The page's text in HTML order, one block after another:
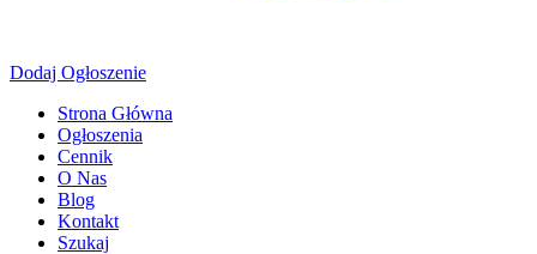
Dodaj Ogłoszenie
Strona Główna
Ogłoszenia
Cennik
O Nas
Blog
Kontakt
Szukaj